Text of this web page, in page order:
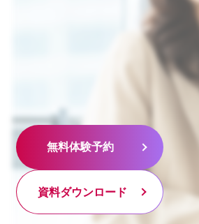
無料体験予約
資料ダウンロード
無料体験予約
資料ダウンロード